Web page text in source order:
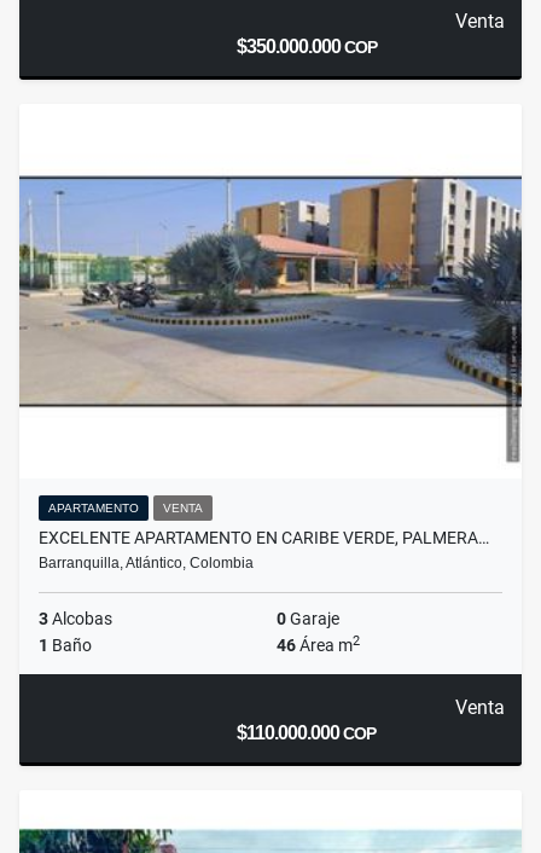
Venta
$350.000.000COP
APARTAMENTO VENTA
EXCELENTE APARTAMENTO EN CARIBE VERDE, PALMERA…
Barranquilla, Atlántico, Colombia
3Alcobas 0Garaje
1 Baño 46Área m2
Venta
$110.000.000COP